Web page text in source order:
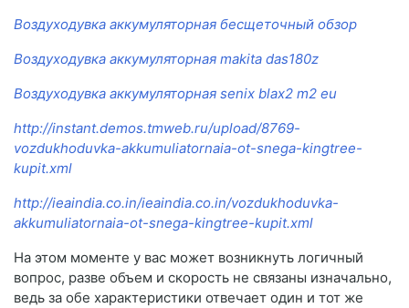
Воздуходувка аккумуляторная бесщеточный обзор
Воздуходувка аккумуляторная makita das180z
Воздуходувка аккумуляторная senix blax2 m2 eu
http://instant.demos.tmweb.ru/upload/8769-
vozdukhoduvka-akkumuliatornaia-ot-snega-kingtree-
kupit.xml
http://ieaindia.co.in/ieaindia.co.in/vozdukhoduvka-
akkumuliatornaia-ot-snega-kingtree-kupit.xml
На этом моменте у вас может возникнуть логичный
вопрос, разве объем и скорость не связаны изначально,
ведь за обе характеристики отвечает один и тот же